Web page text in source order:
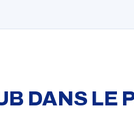
DANS LE